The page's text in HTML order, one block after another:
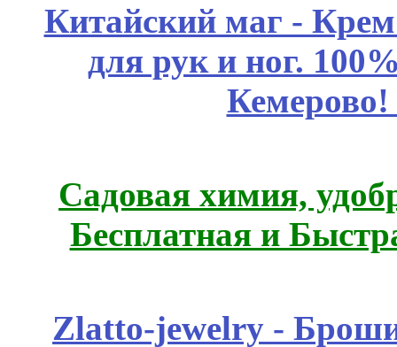
Китайский маг -
для рук и ног.
Садовая химия,
Бесплатная и
Zlatto-jewelry -